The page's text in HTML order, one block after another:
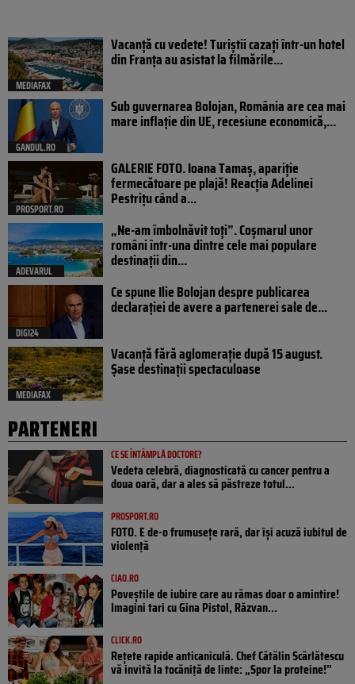
MEDIAFAX
Vacanță cu vedete! Turiștii cazați într-un hotel
din Franța au asistat la filmările...
GANDUL.RO
Sub guvernarea Bolojan, România are cea mai
mare inflație din UE, recesiune economică,...
PROSPORT.RO
GALERIE FOTO. Ioana Tamaş, apariție
fermecătoare pe plajă! Reacția Adelinei
Pestrițu când a...
ADEVARUL
„Ne-am îmbolnăvit toți”. Coșmarul unor
români într-una dintre cele mai populare
destinații din...
DIGI24
Ce spune Ilie Bolojan despre publicarea
declarației de avere a partenerei sale de...
MEDIAFAX
Vacanță fără aglomerație după 15 august.
Șase destinații spectaculoase
PARTENERI
CE SE ÎNTÂMPLĂ DOCTORE?
Vedeta celebră, diagnosticată cu cancer pentru a
doua oară, dar a ales să păstreze totul...
PROSPORT.RO
FOTO. E de-o frumusețe rară, dar își acuză iubitul de
violență
CIAO.RO
Poveştile de iubire care au rămas doar o amintire!
Imagini tari cu Gina Pistol, Răzvan...
CLICK.RO
Rețete rapide anticaniculă. Chef Cătălin Scărlătescu
vă invită la tocăniță de linte: „Spor la proteine!”